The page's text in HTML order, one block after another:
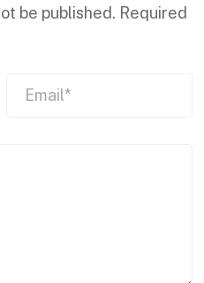
be published. Required